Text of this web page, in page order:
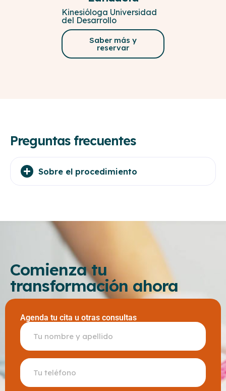
Kinesióloga Universidad
del Desarrollo
Saber más y
reservar
Preguntas frecuentes
Sobre el procedimiento
Comienza tu
transformación ahora
Agenda tu cita u otras consultas